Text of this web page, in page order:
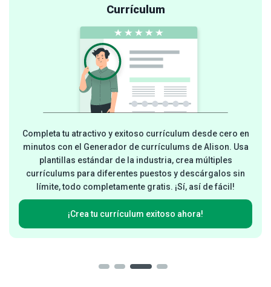
Currículum
Completa tu atractivo y exitoso currículum desde cero en
minutos con el Generador de currículums de Alison. Usa
plantillas estándar de la industria, crea múltiples
currículums para diferentes puestos y descárgalos sin
límite, todo completamente gratis. ¡Sí, así de fácil!
¡Crea tu currículum exitoso ahora!